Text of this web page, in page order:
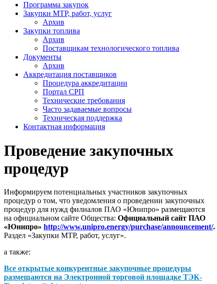
Программа закупок
Закупки МТР, работ, услуг
Архив
Закупки топлива
Архив
Поставщикам технологического топлива
Документы
Архив
Аккредитация поставщиков
Процедура аккредитации
Портал СРП
Технические требования
Часто задаваемые вопросы
Техническая поддержка
Контактная информация
Проведение закупочных
процедур
Информируем потенциальных участников закупочных
процедур о том, что уведомления о проведении закупочных
процедур для нужд филиалов ПАО «Юнипро» размещаются
на официальном сайте Общества: Официальный сайт ПАО
«Юнипро» http://www.unipro.energy/purchase/announcement/.
Раздел «Закупки МТР, работ, услуг».
а также:
Все открытые конкурентные закупочные процедуры
размещаются на Электронной торговой площадке ТЭК-